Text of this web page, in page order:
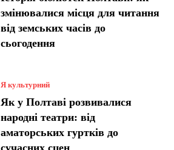
змінювалися місця для читання
від земських часів до
сьогодення
Я культурний
Як у Полтаві розвивалися
народні театри: від
аматорських гуртків до
сучасних сцен